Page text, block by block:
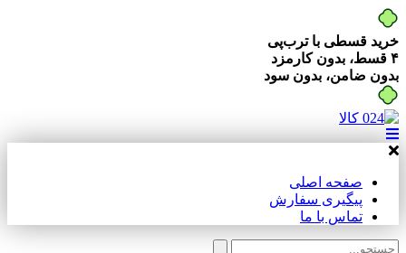
خرید قسطی با ترب‌پی
۴ قسط، بدون کارمزد
بدون ضامن، بدون سود
صفحه اصلی
پیگیری سفارش
تماس با ما